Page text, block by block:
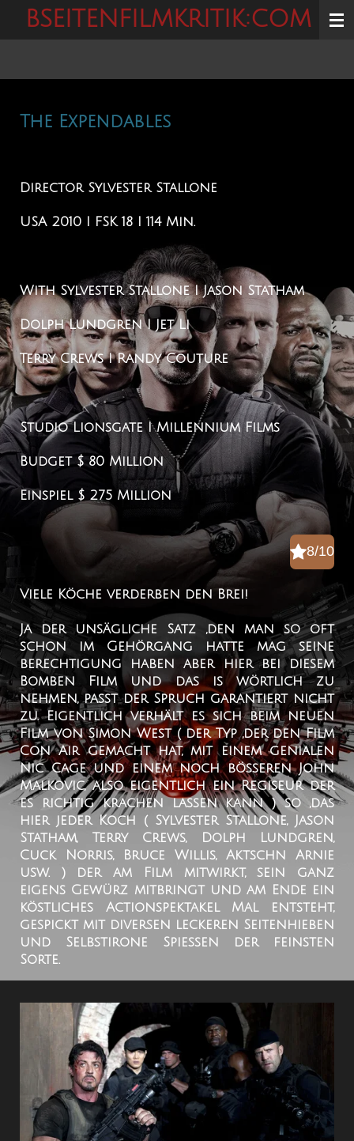
ZumBSEITENFILMKRITIK:COM
The Expendables
DirectorSylvester Stallone
USA 2010 I FSK 18 I 114 Min.
WithSylvester Stallone I Jason Statham
Dolph Lundgren I Jet Li
Terry Crews I Randy Couture
StudioLionsgate I Millennium Films
Budget $ 80 Million
Einspiel$ 275 Million
8/10
Viele Köche verderben den Brei!
Ja der unsägliche Satz ,den man so oft
schon im Gehörgang hatte mag seine
berechtigung haben aber hier bei diesem
Bomben Film und das is wörtlich zu
nehmen, passt der Spruch garantiert nicht
zu. Eigentlich verhält es sich beim neuen
Film von Simon West ( der Typ ,der den Film
Con Air gemacht hat, mit einem genialen
Nic Cage und einem noch bösseren John
Malkovic, also eigentlich ein Regiseur der
es richtig krachen lassen kann ) so ,das
hier jeder Koch ( Sylvester Stallone, Jason
Statham, Terry Crews, Dolph Lundgren,
Cuck Norris, Bruce Willis, Aktschn Arnie
usw. ) der am Film mitwirkt, sein ganz
eigens Gewürz mitbringt und am Ende ein
köstliches Actionspektakel Mal entsteht,
gespickt mit diversen leckeren Seitenhieben
und Selbstirone Spießen der feinsten
Sorte.